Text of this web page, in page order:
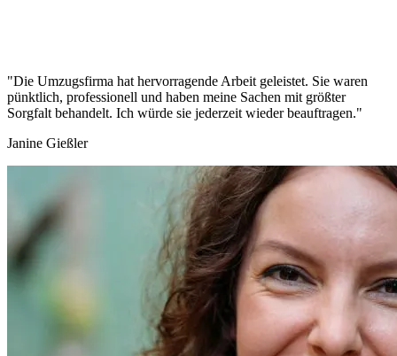
"Die Umzugsfirma hat hervorragende Arbeit geleistet. Sie waren
pünktlich, professionell und haben meine Sachen mit größter
Sorgfalt behandelt. Ich würde sie jederzeit wieder beauftragen."
Janine Gießler